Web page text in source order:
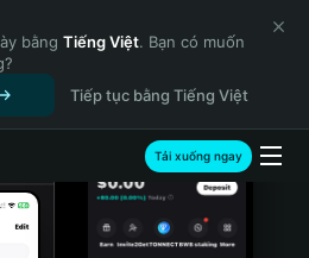
bằng Tiếng Việt. Bạn có muốn
Tiếp tục bằng Tiếng Việt
Tải xuống ngay